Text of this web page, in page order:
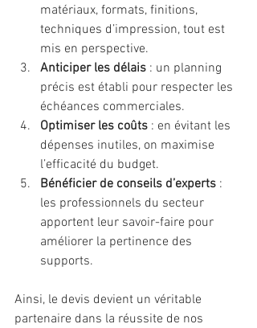
matériaux, formats, finitions,
techniques d’impression, tout est
mis en perspective.
Anticiper les délais : un planning
précis est établi pour respecter les
échéances commerciales.
Optimiser les coûts : en évitant les
dépenses inutiles, on maximise
l’efficacité du budget.
Bénéficier de conseils d’experts :
les professionnels du secteur
apportent leur savoir-faire pour
améliorer la pertinence des
supports.
Ainsi, le devis devient un véritable
partenaire dans la réussite de nos